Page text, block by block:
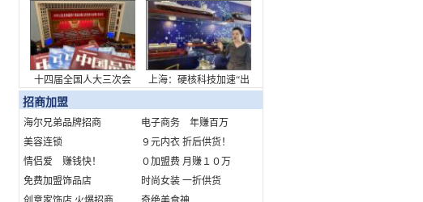
表达 致敬浓香出海110周
年
型：承担起消费升级需
求重任
十四届全国人大三次会
议开幕会在京举行
上海：硬核科技加速“出
招商加盟
海尔兄弟品牌招商
电子商务 年赚百万
美容连锁
９元内衣 折后供货！
情侣爱 赚钱快！
０加盟费 月赚１０万
免费加盟饰品店
时尚女装 一折供货